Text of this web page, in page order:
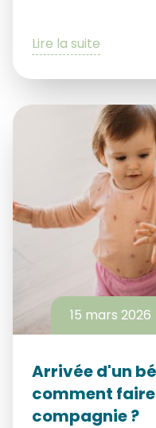
Lire la suite
15 mars 2026
Arrivée d'un
comment
compagnie ?